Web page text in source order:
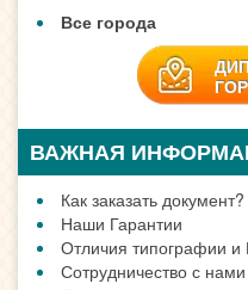
Все города
ВАЖНАЯ
Как заказать документ?
Наши Гарантии
Отличия типографии и
Сотрудничество с нами